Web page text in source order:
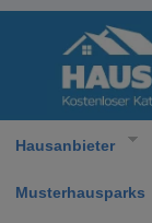
Hausanbieter
Musterhausparks